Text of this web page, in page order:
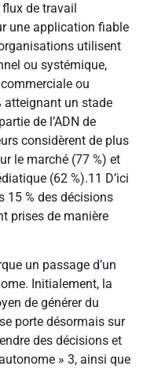
de travail
une application fiable
utilisent
ou systémique,
ou
atteignant un stade
de l’ADN de
considèrent de plus
le marché (77 %) et
(62 %).11 D’ici
15 % des décisions
prises de manière
un passage d’un
Initialement, la
de générer du
porte désormais sur
des décisions et
» 3, ainsi que